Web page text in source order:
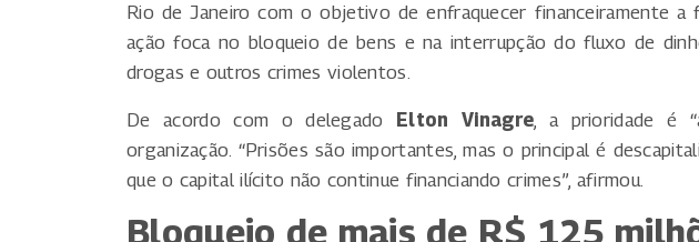
Rio de Janeiro com o objetivo de enfraquecer financeiramente a
ação foca no bloqueio de bens e na interrupção do fluxo de
drogas e outros crimes violentos.
De acordo com o delegado Elton Vinagre, a prioridade é
organização. “Prisões são importantes, mas o principal é
que o capital ilícito não continue financiando crimes”, afirmou.
Bloqueio de mais de R$ 125